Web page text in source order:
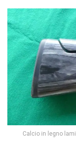
Calcio in legno